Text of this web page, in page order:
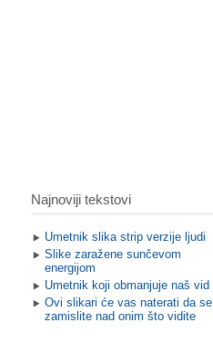
Najnoviji tekstovi
Umetnik slika strip verzije ljudi
Slike zaražene sunčevom
energijom
Umetnik koji obmanjuje naš vid
Ovi slikari će vas naterati da se
zamislite nad onim što vidite